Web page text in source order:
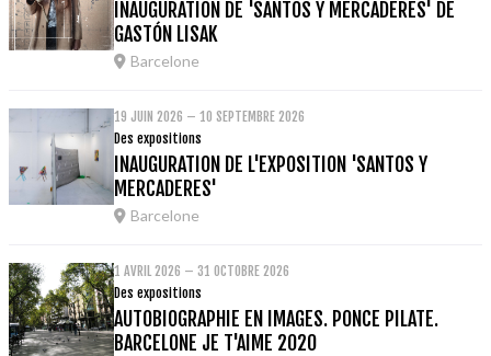
INAUGURATION DE 'SANTOS Y MERCADERES' DE
GASTÓN LISAK
Barcelone
19 JUIN 2026 – 10 SEPTEMBRE 2026
Des expositions
INAUGURATION DE L'EXPOSITION 'SANTOS Y
MERCADERES'
Barcelone
1 AVRIL 2026 – 31 OCTOBRE 2026
Des expositions
AUTOBIOGRAPHIE EN IMAGES. PONCE PILATE.
BARCELONE JE T'AIME 2020